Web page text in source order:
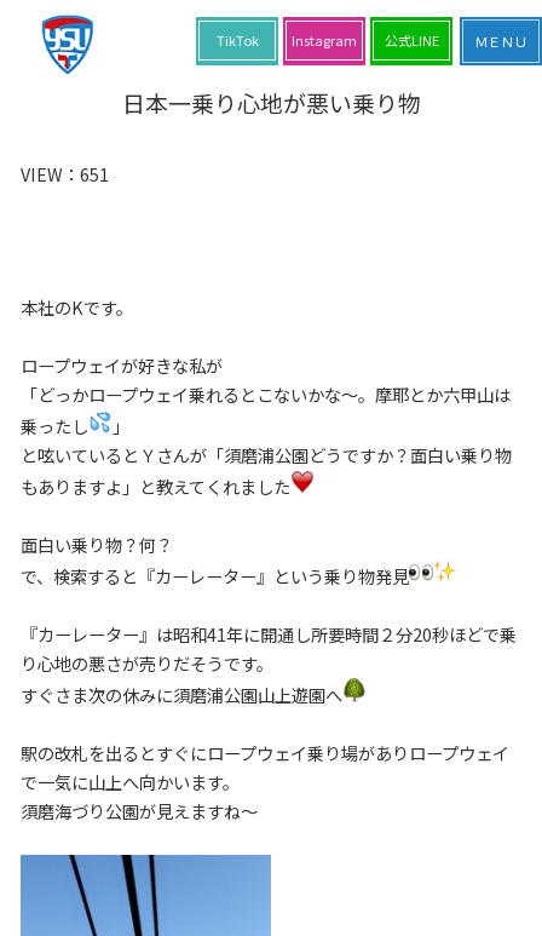
日本一乗り心地が悪い乗り物
VIEW： 651
本社のKです。
ロープウェイが好きな私が
「どっかロープウェイ乗れるとこないかな～。摩耶とか六甲山は
乗ったし
」
と呟いているとＹさんが「須磨浦公園どうですか？面白い乗り物
もありますよ」と教えてくれました
面白い乗り物？何？
で、検索すると『カーレーター』という乗り物発見
『カーレーター』は昭和41年に開通し所要時間２分20秒ほどで乗
り心地の悪さが売りだそうです。
すぐさま次の休みに須磨浦公園山上遊園へ
駅の改札を出るとすぐにロープウェイ乗り場がありロープウェイ
で一気に山上へ向かいます。
須磨海づり公園が見えますね～
公式LINE
Instagram
TikTok